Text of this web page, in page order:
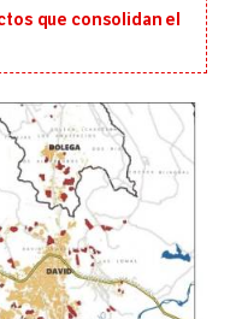
que consolidan el